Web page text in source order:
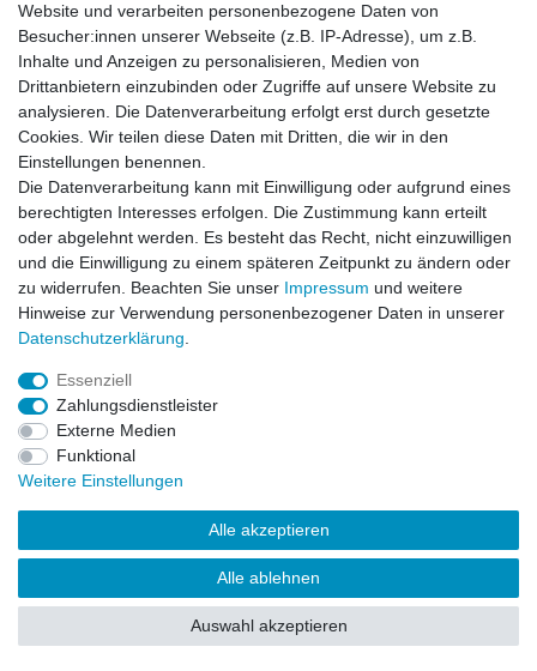
Zahlung und Versand
Daten­schutz­erklärung
Barrierefreiheitserklärung Widerrufs­recht
Vertrag widerrufen
© Copyright 2026 | Alle Rechte vorbehalten.
Website und verarbeiten personenbezogene Daten von
Besucher:innen unserer Webseite (z.B. IP-Adresse), um z.B.
Inhalte und Anzeigen zu personalisieren, Medien von
Drittanbietern einzubinden oder Zugriffe auf unsere Website zu
analysieren. Die Datenverarbeitung erfolgt erst durch gesetzte
Cookies. Wir teilen diese Daten mit Dritten, die wir in den
Einstellungen benennen.
Die Datenverarbeitung kann mit Einwilligung oder aufgrund eines
berechtigten Interesses erfolgen. Die Zustimmung kann erteilt
oder abgelehnt werden. Es besteht das Recht, nicht einzuwilligen
und die Einwilligung zu einem späteren Zeitpunkt zu ändern oder
zu widerrufen. Beachten Sie unser Impressum und weitere
Hinweise zur Verwendung personenbezogener Daten in unserer
Daten­schutz­erklärung
Essenziell
Zahlungsdienstleister
Externe Medien
Funktional
Weitere Einstellungen
Alle akzeptieren
Alle ablehnen
Auswahl akzeptieren